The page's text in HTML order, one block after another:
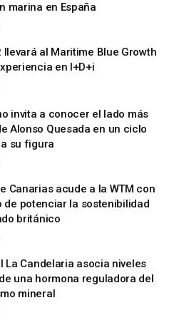
marina en España
llevará al Maritime Blue Growth
en I+D+i
invita a conocer el lado más
Alonso Quesada en un ciclo
su figura
Canarias acude a la WTM con
de potenciar la sostenibilidad
británico
La Candelaria asocia niveles
una hormona reguladora del
mineral